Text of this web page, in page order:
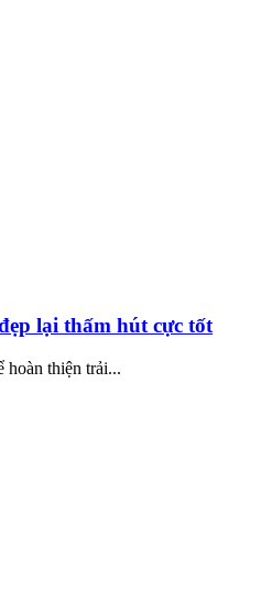
lại thấm hút cực tốt
hoàn thiện trải...